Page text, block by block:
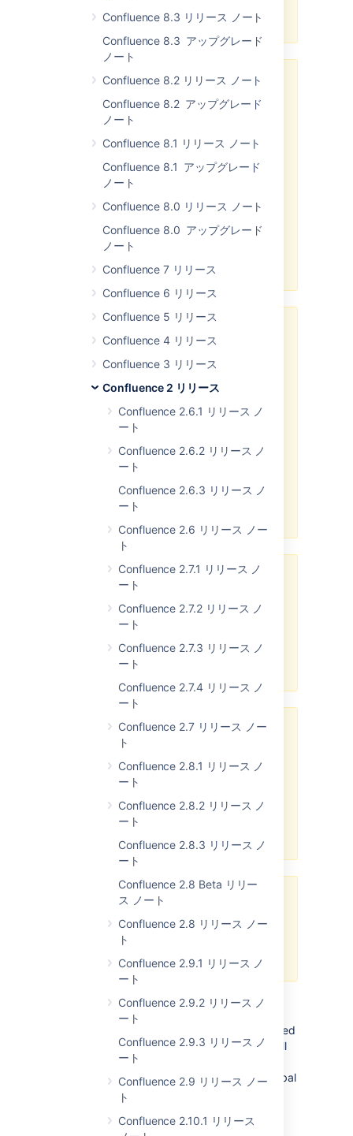
Confluence 8.3 リリース ノート
Confluence 8.3 アップグレード
ノート
Confluence 8.2 リリース ノート
Confluence 8.2 アップグレード
ノート
Confluence 8.1 リリース ノート
Confluence 8.1 アップグレード
ノート
Confluence 8.0 リリース ノート
Confluence 8.0 アップグレード
ノート
Confluence 7 リリース
Confluence 6 リリース
Confluence 5 リリース
Confluence 4 リリース
Confluence 3 リリース
Confluence 2 リリース
Confluence 2.6.1 リリース ノ
ート
Confluence 2.6.2 リリース ノ
ート
Confluence 2.6.3 リリース ノ
ート
Confluence 2.6 リリース ノー
ト
Confluence 2.7.1 リリース ノ
ート
Confluence 2.7.2 リリース ノ
ート
Confluence 2.7.3 リリース ノ
ート
Confluence 2.7.4 リリース ノ
ート
Confluence 2.7 リリース ノー
ト
Confluence 2.8.1 リリース ノ
ート
Confluence 2.8.2 リリース ノ
ート
Confluence 2.8.3 リリース ノ
ート
Confluence 2.8 Beta リリー
ス ノート
Confluence 2.8 リリース ノー
ト
Confluence 2.9.1 リリース ノ
ート
Confluence 2.9.2 リリース ノ
ート
Confluence 2.9.3 リリース ノ
ート
Confluence 2.9 リリース ノー
ト
Confluence 2.10.1 リリース
home]/plugins
Confluence.
HSQL 1.8 Upgrade
If you are using the embedded
HSQL database, it is possible that
Confluence will not be able to
If this happens, Confluence 2.0 will
refuse to start, and you will be
directed to the following
instructions on how to upgrade the
database manually: Upgrading
From HSQL 1.7.1 to 1.8
Seraph authenticator with
Confluence, or have written your
before upgrading. Confluence now
uses the Seraph defined
login.link.url property to define its
login link urls, which may cause
relied on Confluence's previous,
incorrect behavior.
Weblogic Performance
Confluence 2.0 may perform very
badly under Weblogic. There is a
described inCONF-4634, and a
full fix IS included in 2.0.1.
JDK 1.5
on the JDK 1.5, you will need to
download some additional
dependencies as described in
CONF-4643
MySQL 5
If you are running Confluence 2.0
on the MySQL 5 database, you
may encounter some problems.
Upgrading from 1.4.4
After upgrading to 2.0, administrators will need
to rebuild the site's search-index to ensure all
the new search features are enabled. Do this
Content Indexingsection of the global
administration menu.
Upgrading from 1.3.5 or Earlier